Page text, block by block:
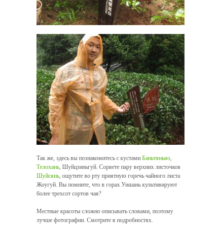
Так же, здесь вы познакомитесь с кустами Баньтяньяо
Телохань , Шуйцзиньгуй. Сорвете пару верхних листочков
Шуйсянь , ощутите во рту приятную горечь чайного листа
Жоугуй. Вы помните, что в горах Уишань культивируют
более трехсот сортов чая?
Местные красоты сложно описывать словами, поэтому
лучше фотографии. Смотрите в подробностях.